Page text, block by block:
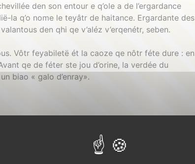
den son entour e q’ole a de l’ergardance
la q’o nome le teyâtr de haitance. Ergardante des
den qhi qe v’aléz v’erqenétr, seben.
Vôtr feyabiletë ét la caoze qe nôtr féte dure : en
qe de féter ste jou d’orine, la verdée du
biao « galo d’enray».